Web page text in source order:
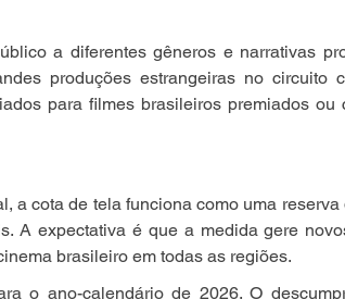
a diferentes gêneros e narrativas
produções estrangeiras no circuito
para filmes brasileiros premiados ou
a cota de tela funciona como uma reserva
A expectativa é que a medida gere
brasileiro em todas as regiões.
o ano-calendário de 2026. O